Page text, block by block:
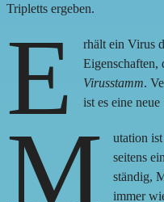
Tripletts ergeben.
E
rhält ein Virus
Eigenschaften,
Virusstamm.
ist es eine neue
M
utation
seitens
ständig,
immer